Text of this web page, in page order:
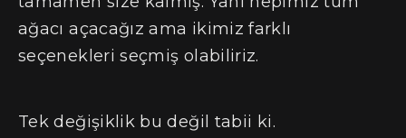
ağacı açacağız ama ikimiz farklı
seçenekleri seçmiş olabiliriz.
Tek değişiklik bu değil tabii ki.